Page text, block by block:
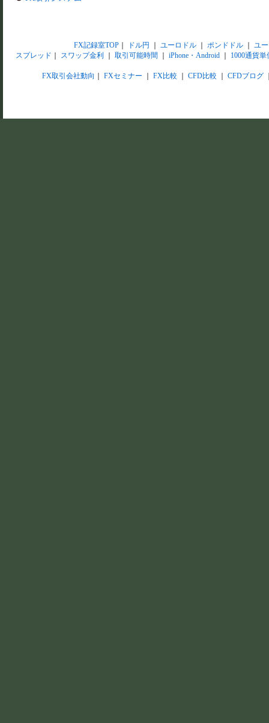
FX記録室TOP｜ ドル円 ユーロドル｜ ポンドドル｜ ユ
スプレッド
スワップ金利 取引可能時間 iPhone・Android 1000通貨単
FX取引会社動向 FXセミナー FX比較 CFD比較 CFDブログ